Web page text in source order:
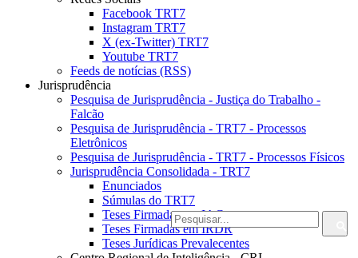
Facebook TRT7
Instagram TRT7
X (ex-Twitter) TRT7
Youtube TRT7
Feeds de notícias (RSS)
Jurisprudência
Pesquisa de Jurisprudência - Justiça do Trabalho -
Falcão
Pesquisa de Jurisprudência - TRT7 - Processos
Eletrônicos
Pesquisa de Jurisprudência - TRT7 - Processos Físicos
Jurisprudência Consolidada - TRT7
Enunciados
Súmulas do TRT7
Teses Firmadas em IAC
Teses Firmadas em IRDR
Teses Jurídicas Prevalecentes